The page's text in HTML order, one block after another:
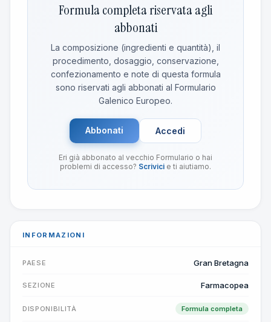
Formula completa riservata agli
abbonati
La composizione (ingredienti e quantità), il
procedimento, dosaggio, conservazione,
confezionamento e note di questa formula
sono riservati agli abbonati al Formulario
Galenico Europeo.
Abbonati Accedi
Eri già abbonato al vecchio Formulario o hai
problemi di accesso? Scrivici e ti aiutiamo.
INFORMAZIONI
PAESE Gran Bretagna
SEZIONE Farmacopea
DISPONIBILITÀ Formula completa